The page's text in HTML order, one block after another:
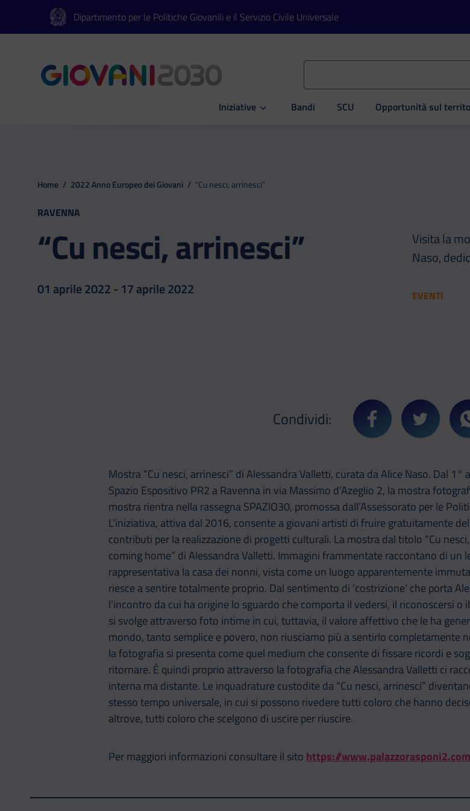
Vai al contenuto principale
Vai al footer Dipartimento per le Politiche Giovanili e il Servizio Civile Universale
Iniziative
Apri Iniziative Bandi SCU Opportunità sul
Home / 2022 Anno Europeo dei Giovani / “Cu nesci, arrinesci”
RAVENNA
“Cu nesci, arrinesci”
01 aprile 2022 - 17 aprile 2022
Visita la
Naso,
EVENTI
Condividi: Condividi suCondividi
Mostra “Cu nesci, arrinesci” di Alessandra Valletti, curata da Alice Naso. Dal
Spazio Espositivo PR2 a Ravenna in via Massimo d’Azeglio 2, la mostra
mostra rientra nella rassegna SPAZIO30, promossa dall’Assessorato per le
L’iniziativa, attiva dal 2016, consente a giovani artisti di fruire gratuitamente
contributi per la realizzazione di progetti culturali. La mostra dal titolo “Cu
coming home” di Alessandra Valletti. Immagini frammentate raccontano di un
rappresentativa la casa dei nonni, vista come un luogo apparentemente
riesce a sentire totalmente proprio. Dal sentimento di ‘costrizione‘ che porta
l’incontro da cui ha origine lo sguardo che comporta il vedersi, il riconoscersi
si svolge attraverso foto intime in cui, tuttavia, il valore affettivo che le ha
mondo, tanto semplice e povero, non riusciamo più a sentirlo
la fotografia si presenta come quel medium che consente di fissare ricordi e
ritornare. È quindi proprio attraverso la fotografia che Alessandra Valletti ci
interna ma distante. Le inquadrature custodite da “Cu nesci, arrinesci”
stesso tempo universale, in cui si possono rivedere tutti coloro che hanno
altrove, tutti coloro che scelgono di uscire per riuscire.
Per maggiori informazioni consultare il sito https://